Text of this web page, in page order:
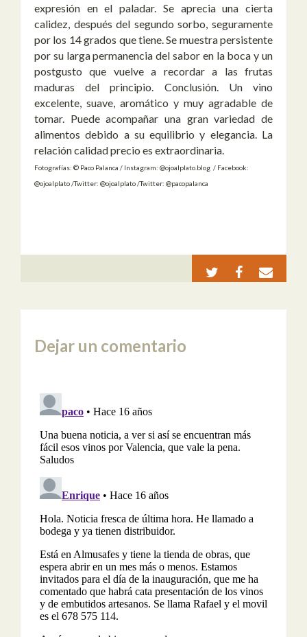
expresión en el paladar. Se aprecia una cierta
calidez, después del segundo sorbo, seguramente
por los 14 grados que tiene. Se muestra persistente
por su larga permanencia del sabor en la boca y un
postgusto que vuelve a recordar a las frutas
maduras del principio. Conclusión. Un vino
excelente, suave, aromático y muy agradable de
tomar. Puede acompañar una gran variedad de
alimentos debido a su equilibrio y elegancia. La
relación calidad precio es extraordinaria.
Fotografías: © Paco Palanca / Instagram: @ojoalplato.blog / Facebook:
@ojoalplato /Twitter: @ojoalplato /Twitter: @pacopalanca
Dejar un comentario